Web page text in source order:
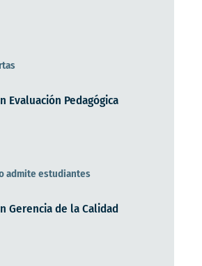
Evaluación Pedagógica
admite estudiantes
Gerencia de la Calidad